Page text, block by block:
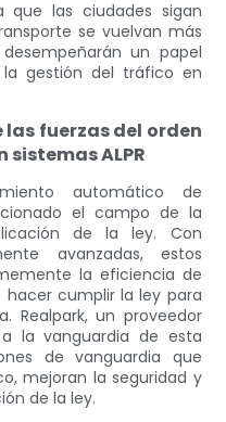
que las ciudades sigan
se vuelvan más
desempeñarán un papel
gestión del tráfico en
fuerzas del orden
ALPR
automático de
el campo de la
de la ley. Con
avanzadas, estos
la eficiencia de
hacer cumplir la ley para
Realpark, un proveedor
la vanguardia de esta
de vanguardia que
mejoran la seguridad y
de la ley.